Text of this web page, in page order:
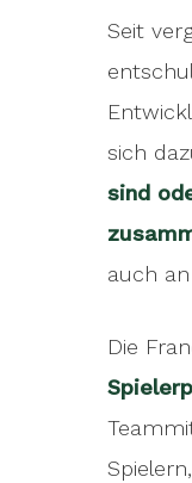
Seit
sich
sind
auch
Die